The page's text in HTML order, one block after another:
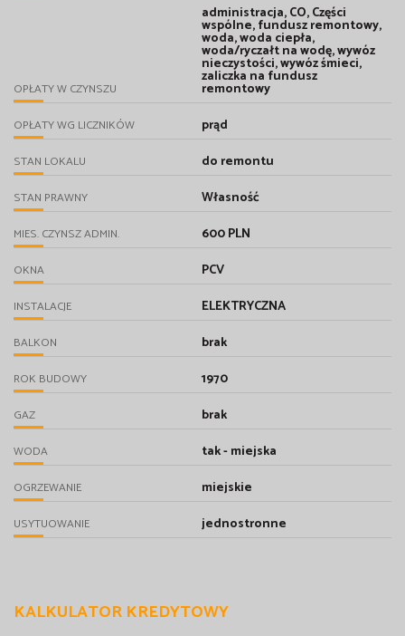
OPŁATY W CZYNSZU
administracja, CO, Części
wspólne, fundusz remontowy,
woda, woda ciepła,
woda/ryczałt na wodę, wywóz
nieczystości, wywóz śmieci,
zaliczka na fundusz
remontowy
OPŁATY WG LICZNIKÓW prąd
STAN LOKALU do remontu
STAN PRAWNY Własność
MIES. CZYNSZ ADMIN. 600 PLN
OKNA PCV
INSTALACJE ELEKTRYCZNA
BALKON brak
ROK BUDOWY 1970
GAZ brak
WODA tak - miejska
OGRZEWANIE miejskie
USYTUOWANIE jednostronne
KALKULATOR KREDYTOWY